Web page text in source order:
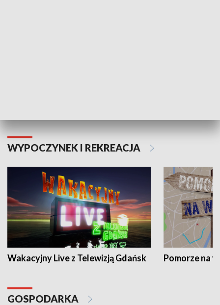
WYPOCZYNEK I REKREACJA
Wakacyjny Live z Telewizją Gdańsk Pomorze na
GOSPODARKA